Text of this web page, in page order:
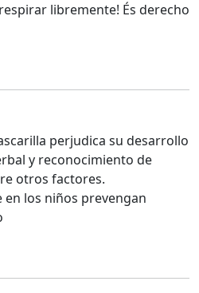
libremente! És derecho
perjudica su desarrollo
y reconocimiento de
otros factores.
los niños prevengan